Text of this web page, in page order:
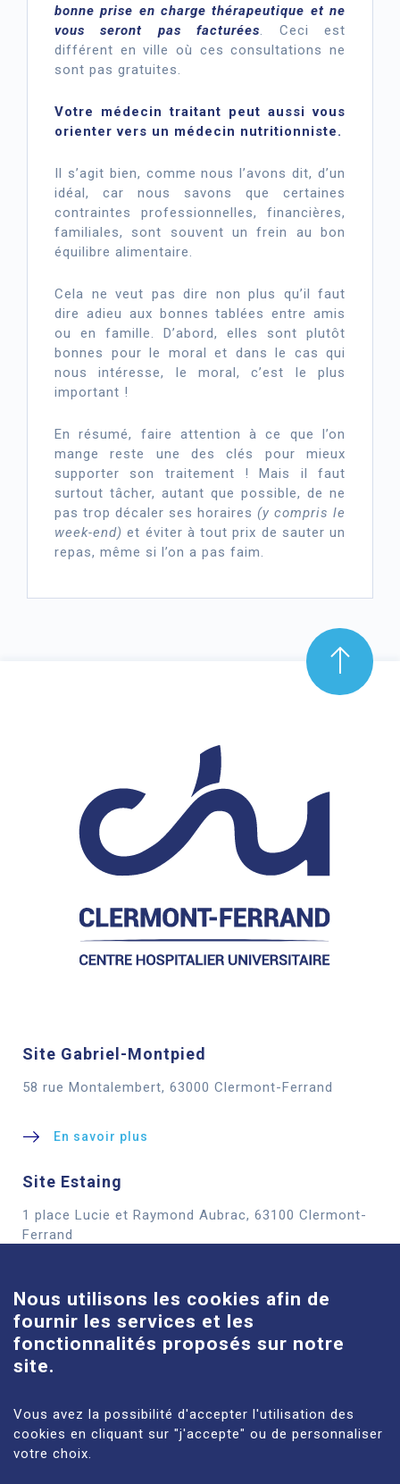
bonne prise en charge thérapeutique et ne
vous seront pas facturées. Ceci est
différent en ville où ces consultations ne
sont pas gratuites.
Votre médecin traitant peut aussi vous
orienter vers un médecin nutritionniste.
Il s’agit bien, comme nous l’avons dit, d’un
idéal, car nous savons que certaines
contraintes professionnelles, financières,
familiales, sont souvent un frein au bon
équilibre alimentaire.
Cela ne veut pas dire non plus qu’il faut
dire adieu aux bonnes tablées entre amis
ou en famille. D’abord, elles sont plutôt
bonnes pour le moral et dans le cas qui
nous intéresse, le moral, c’est le plus
important !
En résumé, faire attention à ce que l’on
mange reste une des clés pour mieux
supporter son traitement ! Mais il faut
surtout tâcher, autant que possible, de ne
pas trop décaler ses horaires (y compris le
week-end) et éviter à tout prix de sauter un
repas, même si l’on a pas faim.
Site Gabriel-Montpied
58 rue Montalembert, 63000 Clermont-Ferrand
En savoir plus
Site Estaing
1 place Lucie et Raymond Aubrac, 63100 Clermont-
Ferrand
Site Louise-Michel
61 route de Châteaugay, 63118 Cébazat
En savoir plus
Nous utilisons les cookies afin de
fournir les services et les
fonctionnalités proposés sur notre
site.
Vous avez la possibilité d'accepter l'utilisation des
cookies en cliquant sur "j'accepte" ou de personnaliser
votre choix.